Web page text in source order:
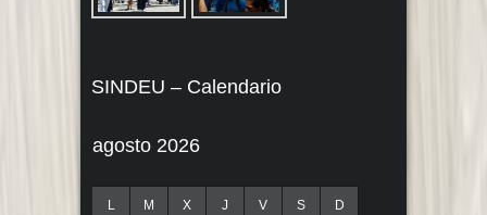
SINDEU – Calendario
agosto 2026
L M X J V S D